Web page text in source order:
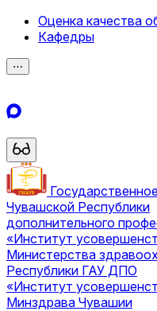
Оценка качества
Кафедры
⋯
Чувашской Республики
дополнительного
«Институт
Министерства
Республики ГАУ ДПО
«Институт
Минздрава Чувашии